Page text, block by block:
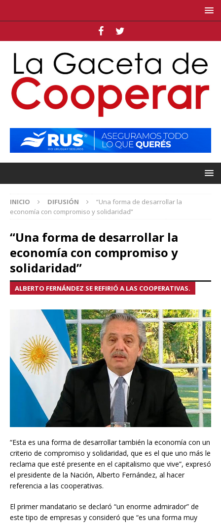
INICIO DIFUSIÓN
“Una forma de desarrollar la
economía con compromiso y solidaridad”
“Una forma de desarrollar la
economía con compromiso y
solidaridad”
ALBERTO FERNÁNDEZ SE REFIRIÓ A LAS COOPERATIVAS.
“Esta es una forma de desarrollar también la economía con un
criterio de compromiso y solidaridad, que es el que uno más le
reclama que esté presente en el capitalismo que vive”, expresó
el presidente de la Nación, Alberto Fernández, al hacer
referencia a las cooperativas.
El primer mandatario se declaró “un enorme admirador” de
este tipo de empresas y consideró que “es una forma muy